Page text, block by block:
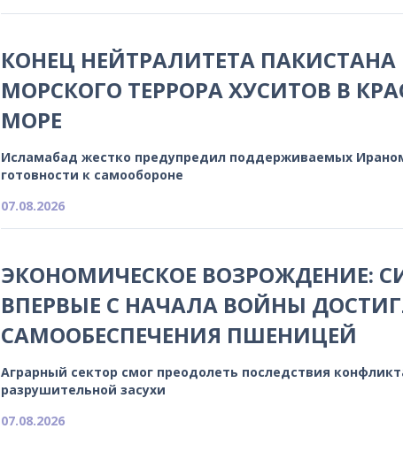
КОНЕЦ НЕЙТРАЛИТЕТА
МОРСКОГО ТЕРРОРА ХУСИТОВ В
МОРЕ
Исламабад жестко предупредил поддерживаемых
готовности к самообороне
07.08.2026
ЭКОНОМИЧЕСКОЕ ВОЗРОЖДЕНИЕ:
ВПЕРВЫЕ С НАЧАЛА ВОЙНЫ
САМООБЕСПЕЧЕНИЯ ПШЕНИЦЕЙ
Аграрный сектор смог преодолеть последствия
разрушительной засухи
07.08.2026